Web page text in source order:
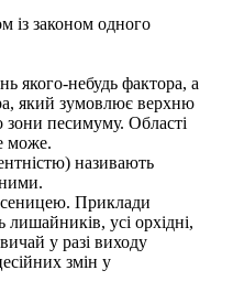
із законом одного
якого-небудь фактора, а
який зумовлює верхню
песимуму. Області
може.
називають
Приклади
усі орхідні,
у разі виходу
змін у